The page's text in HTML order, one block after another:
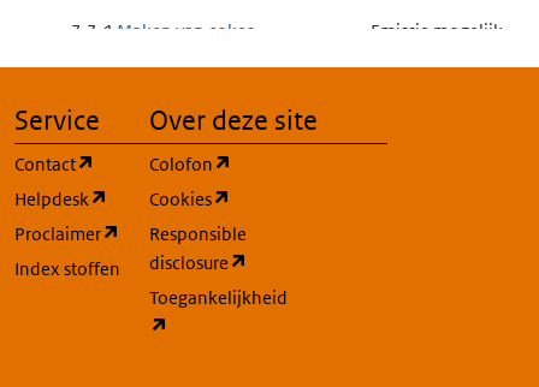
3.3.4 Maken van cokes Emissie mogelijk
maken van steenkool of andere
brandstoffen
3.3.6 Basismetaal
3.3.7Complexe minerale
Service
Contact
(opent in een nieuw tabblad)
Helpdesk
(opent in een nieuw tabblad)
Proclaimer
(opent in een nieuw tabblad)
Index stoffen
Over deze site
Colofon
Cookies
Responsible
disclosure
Toegankelijkheid